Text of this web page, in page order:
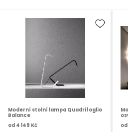
Moderní stolní lampa Quadrifoglio
Balance
od 4 149 Kč
od